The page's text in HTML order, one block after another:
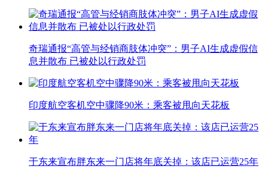
奇瑞通报“高管与经销商肢体冲突”：男子AI生成虚假信
息并散布 已被处以行政处罚
印度航空客机空中骤降90米：乘客被甩向天花板
于东来宣布胖东来一门店将年底关掉：该店已运营25年